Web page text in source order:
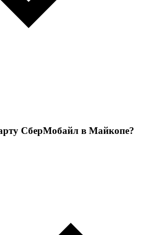
СберМобайл в Майкопе?